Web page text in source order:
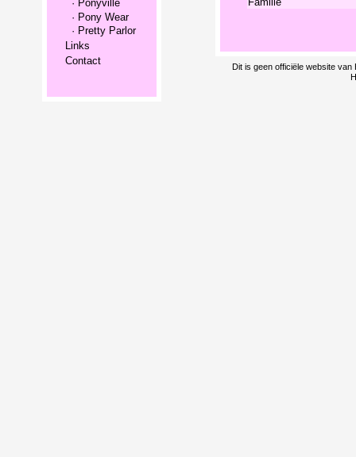
· Ponyville
· Pony Wear
· Pretty Parlor
Links
Contact
Dit is geen officiële website